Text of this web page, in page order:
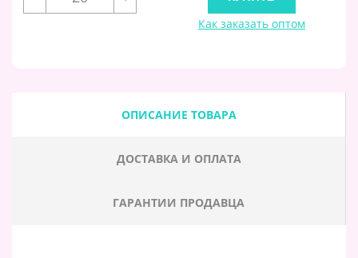
Как заказать оптом
ОПИСАНИЕ ТОВАРА
ДОСТАВКА И ОПЛАТА
ГАРАНТИИ ПРОДАВЦА